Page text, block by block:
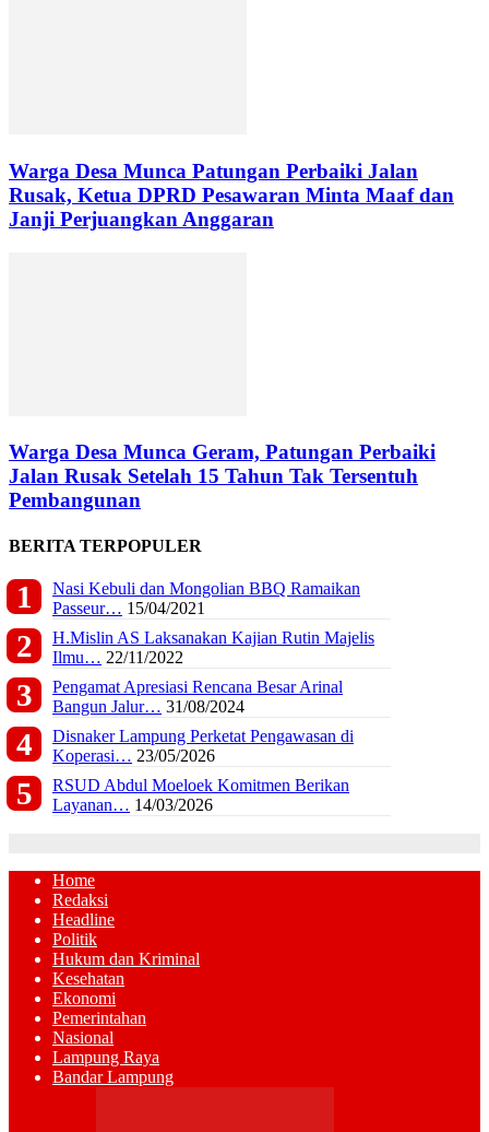
Warga Desa Munca Patungan Perbaiki Jalan
Rusak, Ketua DPRD Pesawaran Minta Maaf dan
Janji Perjuangkan Anggaran
Warga Desa Munca Geram, Patungan Perbaiki
Jalan Rusak Setelah 15 Tahun Tak Tersentuh
Pembangunan
BERITA TERPOPULER
Nasi Kebuli dan Mongolian BBQ Ramaikan
Passeur… 15/04/2021
H.Mislin AS Laksanakan Kajian Rutin Majelis
Ilmu… 22/11/2022
Pengamat Apresiasi Rencana Besar Arinal
Bangun Jalur… 31/08/2024
Disnaker Lampung Perketat Pengawasan di
Koperasi… 23/05/2026
RSUD Abdul Moeloek Komitmen Berikan
Layanan… 14/03/2026
Home
Redaksi
Headline
Politik
Hukum dan Kriminal
Kesehatan
Ekonomi
Pemerintahan
Nasional
Lampung Raya
Bandar Lampung